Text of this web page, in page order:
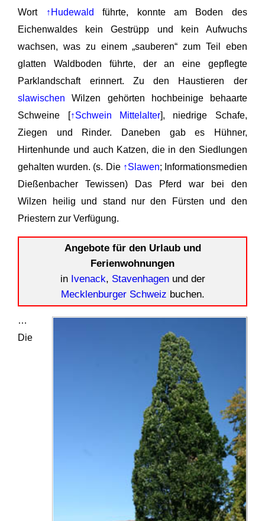
Wort
↑Hudewald
führte, konnte am Boden des
Eichenwaldes kein Gestrüpp und kein Aufwuchs
wachsen, was zu einem „sauberen“ zum Teil eben
glatten Waldboden führte, der an eine gepflegte
Parklandschaft erinnert. Zu den Haustieren der
slawischen Wilzen gehörten hochbeinige behaarte
Schweine [↑Schwein Mittelalter], niedrige Schafe,
Ziegen und Rinder. Daneben gab es Hühner,
Hirtenhunde und auch Katzen, die in den Siedlungen
gehalten wurden. (s. Die ↑Slawen; Informationsmedien
Dießenbacher Tewissen) Das Pferd war bei den
Wilzen heilig und stand nur den Fürsten und den
Priestern zur Verfügung.
Angebote für den Urlaub und
Ferienwohnungen
in Ivenack, Stavenhagenund der
Mecklenburger Schweiz buchen.
…
Die